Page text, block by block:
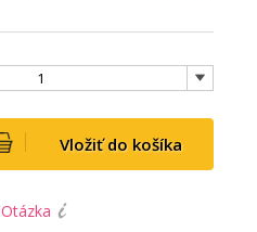
1
Vložiť do košíka
Otázka